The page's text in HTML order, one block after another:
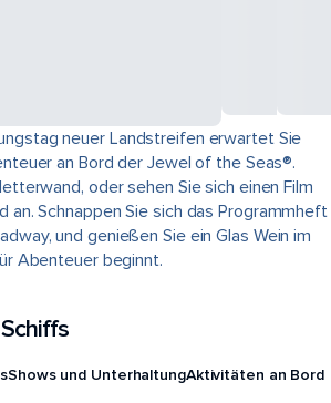
neuer Landstreifen erwartet Sie
an Bord der Jewel of the Seas®.
oder sehen Sie sich einen Film
an. Schnappen Sie sich das Programmheft
und genießen Sie ein Glas Wein im
Abenteuer beginnt.
Shows und UnterhaltungAktivitäten an Bord